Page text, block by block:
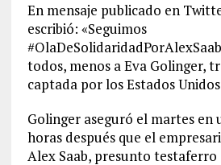
En mensaje publicado en
escribió: «Seguimos
todos, menos a Eva Golinger,
captada por los Estados
Golinger aseguró el martes
horas después que el
Alex Saab, presunto testaferro